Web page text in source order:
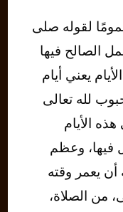
لقوله صلى
الصالح فيها
يعني أيام
محبوب لله تعالى
الأيام
فيها، وعظم
أن يعمر وقته
من الصلاة،